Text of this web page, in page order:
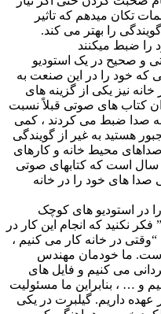
تکان میدهم که تاثیر
را بهتر می کند.
را ضبط میکنند
و صحیح در یک استودیو
که خود را در این صنعت به
نیز یکی از گزینه های
کتاب های صوتی قبلاً نسبت
صدا ضبط می کردند ، کمی
هستید به غیر از گویندگی
محیط خانه و کارهای
را نیز انجام بدهید. او 25 سال است که کتابهای صوتی
صدا های خود را در خانه
در استودیو های کوچک
نکنید که انجام این کار در
در خانه کار می کنیم ،
ما خودمان مهندس
می کنیم و فایل های
و … ، بنابراین ما مسئولیت
داریم. گیلبرت در یکی